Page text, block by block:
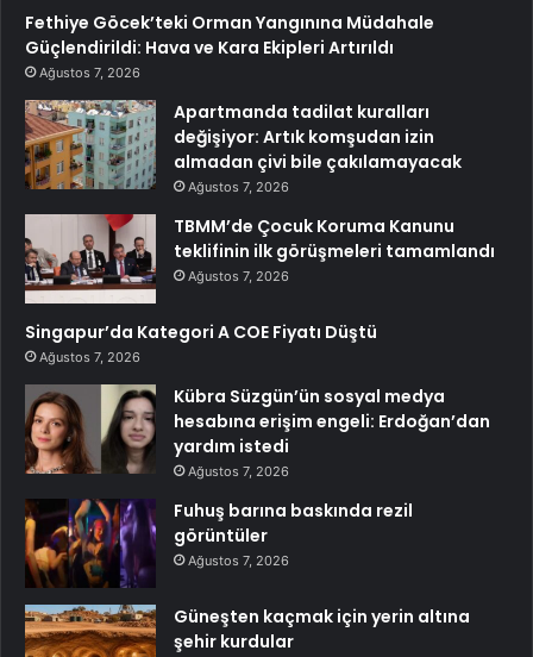
Fethiye Göcek’teki Orman Yangınına Müdahale
Güçlendirildi: Hava ve Kara Ekipleri Artırıldı
Ağustos 7, 2026
Apartmanda tadilat kuralları
değişiyor: Artık komşudan izin
almadan çivi bile çakılamayacak
Ağustos 7, 2026
TBMM’de Çocuk Koruma Kanunu
teklifinin ilk görüşmeleri tamamlandı
Ağustos 7, 2026
Singapur’da Kategori A COE Fiyatı Düştü
Ağustos 7, 2026
Kübra Süzgün’ün sosyal medya
hesabına erişim engeli: Erdoğan’dan
yardım istedi
Ağustos 7, 2026
Fuhuş barına baskında rezil
görüntüler
Ağustos 7, 2026
Güneşten kaçmak için yerin altına
şehir kurdular